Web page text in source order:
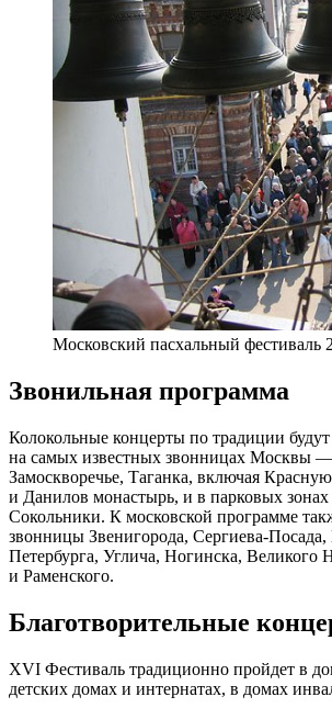
Московский пасхальный фестиваль
Звонильная программа
Колокольные концерты по традиции
на самых известных звонницах Москвы —
Замоскворечье, Таганка, включая
и Данилов монастырь, и в парковых
Сокольники. К московской программе
звонницы Звенигорода, Сергиева-
Петербурга, Углича, Ногинска, Великого
и Раменского.
Благотворительные
XVI Фестиваль традиционно пройдет в
детских домах и интернатах, в домах